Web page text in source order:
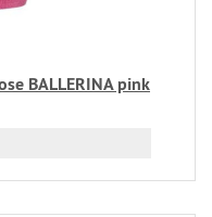
BALLERINA pink